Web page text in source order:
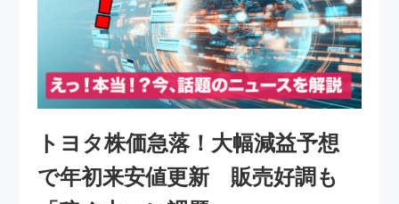
トヨタ株価急落！大幅減益予想
で年初来安値更新 販売好調も